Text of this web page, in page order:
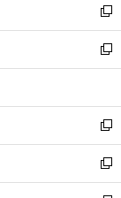
く
で
開
く
ド
ウ
で
開
ィ
ン
ド
ウ
開
く
い
ウ
ィ
ン
ウ
で
開
く
新
し
い
ウ
ン
ド
ウ
で
開
新
し
ウ
ィ
ン
ド
ウ
新
し
い
ウ
新
し